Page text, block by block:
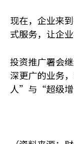
现在，企业来
式服务，让企
投资推广署会
深更广的业务
人”与“超级增